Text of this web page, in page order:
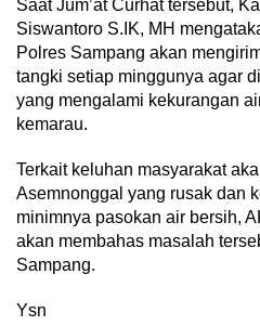
Saat Jum’at Curhat tersebut,
Siswantoro S.IK, MH
Polres Sampang akan
tangki setiap minggunya agar
yang mengalami kekurangan
kemarau.
Terkait keluhan masyarakat
Asemnonggal yang rusak dan
minimnya pasokan air bersih,
akan membahas masalah
Sampang.
Ysn